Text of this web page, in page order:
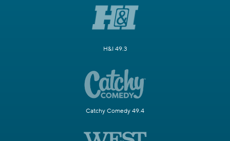
H&I 49.3
Catchy Comedy 49.4